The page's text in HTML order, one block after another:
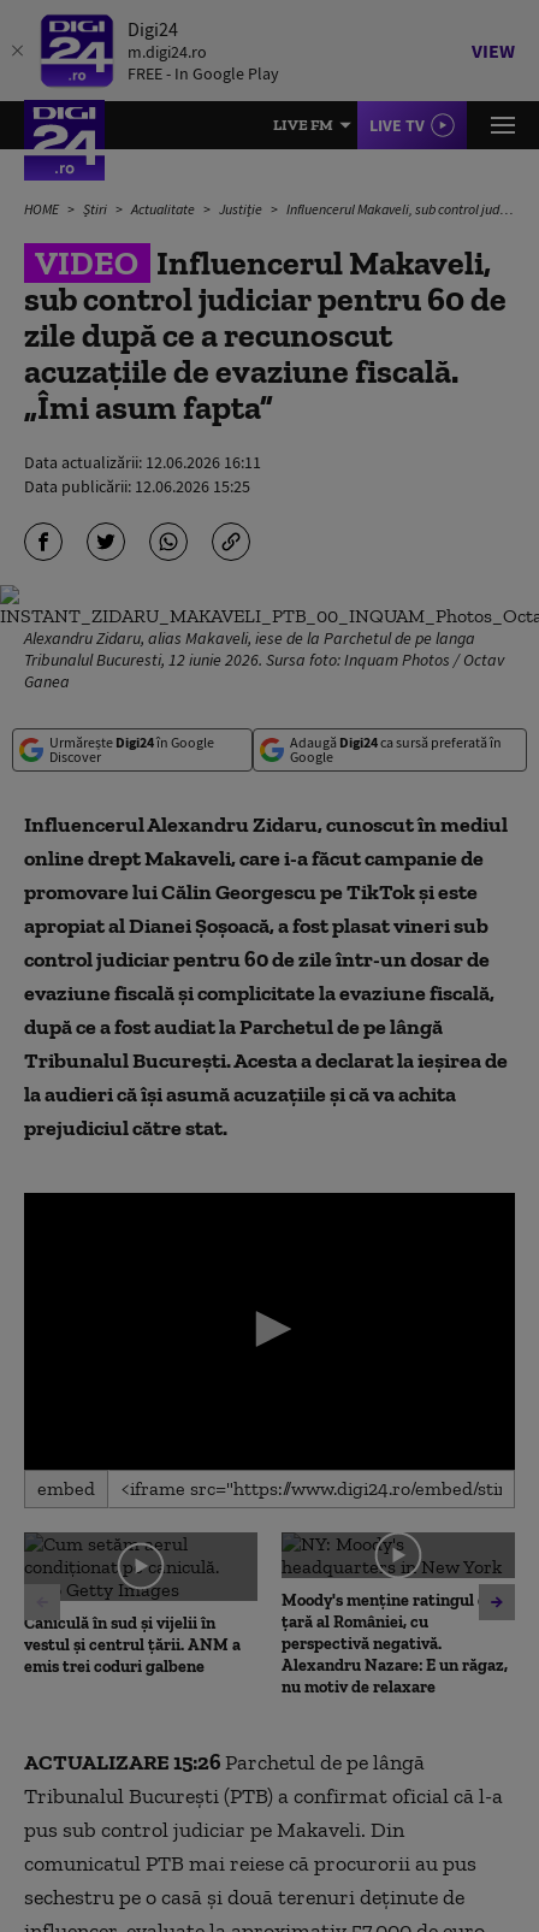
Digi24
m.digi24.ro
FREE - In Google Play
VIEW
LIVE FM LIVE TV
HOME Știri Actualitate Justiție Influencerul Makaveli, sub control judiciar pentru 60 de zile după ce a recunoscut acuzațiile de evaziune fiscală. „Îmi asum fapta”
VIDEO Influencerul Makaveli,
sub control judiciar pentru 60 de
zile după ce a recunoscut
acuzațiile de evaziune fiscală.
„Îmi asum fapta”
Data actualizării: 12.06.2026 16:11
Data publicării: 12.06.2026 15:25
Alexandru Zidaru, alias Makaveli, iese de la Parchetul de pe langa
Tribunalul Bucuresti, 12 iunie 2026. Sursa foto: Inquam Photos / Octav
Ganea
Urmărește Digi24în Google
Discover
Adaugă Digi24ca sursă preferată în
Google
Influencerul Alexandru Zidaru, cunoscut în mediul
online drept Makaveli, care i-a făcut campanie de
promovare lui Călin Georgescu pe TikTok şi este
apropiat al Dianei Şoşoacă, a fost plasat vineri sub
control judiciar pentru 60 de zile într-un dosar de
evaziune fiscală și complicitate la evaziune fiscală,
după ce a fost audiat la Parchetul de pe lângă
Tribunalul București. Acesta a declarat la ieșirea de
la audieri că își asumă acuzațiile și că va achita
prejudiciul către stat.
0
seconds
0
seconds
embed
Caniculă în sud și vijelii în
vestul și centrul țării. ANM a
emis trei coduri galbene
Moody's menține ratingul de
țară al României, cu
perspectivă negativă.
Alexandru Nazare: E un răgaz,
nu motiv de relaxare
ACTUALIZARE 15:26Parchetul de pe lângă
Tribunalul București (PTB) a confirmat oficial că l-a
pus sub control judiciar pe Makaveli. Din
comunicatul PTB mai reiese că procurorii au pus
sechestru pe o casă și două terenuri deținute de